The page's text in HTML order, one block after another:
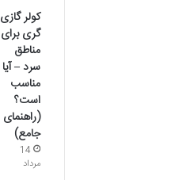
کولر گازی
گری برای
مناطق
سرد – آیا
مناسب
است؟
(راهنمای
جامع)
14
مرداد